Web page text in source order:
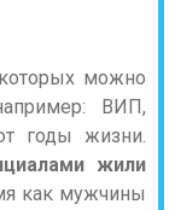
можно
ВИП,
годы жизни.
жили
как мужчины